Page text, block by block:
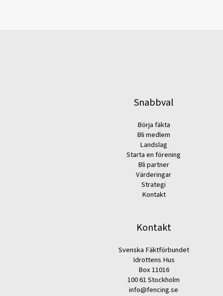
Snabbval
Börja fäkta
Bli medlem
Landslag
Starta en förening
Bli partner
Värderingar
Strategi
Kontakt
Kontakt
Svenska Fäktförbundet
Idrottens Hus
Box 11016
100 61 Stockholm
info@fencing.se